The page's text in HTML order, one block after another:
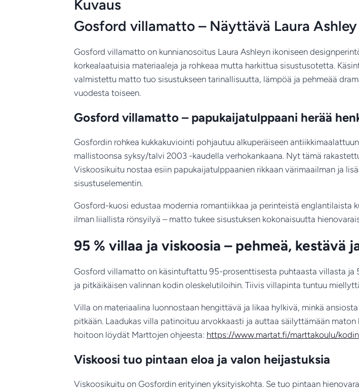
Kuvaus
Gosford villamatto – Näyttävä Laura
Gosford villamatto on kunnianosoitus Laura Ashleyn ikoniseen
korkealaatuisia materiaaleja ja rohkeaa mutta harkittua sisustusotetta.
valmistettu matto tuo sisustukseen tarinallisuutta, lämpöä ja pehmeää
vuodesta toiseen.
Gosford villamatto – papukaijatulppaani herää
Gosfordin rohkea kukkakuviointi pohjautuu alkuperäiseen
mallistoonsa syksy/talvi 2003 -kaudella verhokankaana. Nyt tämä
Viskoosikuitu nostaa esiin papukaijatulppaanien rikkaan värimaailman ja
sisustuselementin.
Gosford-kuosi edustaa modernia romantiikkaa ja perinteistä englantilaista
ilman liiallista rönsyilyä – matto tukee sisustuksen kokonaisuutta
95 % villaa ja viskoosia – pehmeä, kestävä
Gosford villamatto on käsintuftattu 95-prosenttisesta puhtaasta villasta ja
ja pitkäikäisen valinnan kodin oleskelutiloihin. Tiivis villapinta tuntuu
Villa on materiaalina luonnostaan hengittävä ja likaa hylkivä, minkä
pitkään. Laadukas villa patinoituu arvokkaasti ja auttaa säilyttämään
hoitoon löydät Marttojen ohjeesta: https://www.martat.fi/marttakoulu/
Viskoosi tuo pintaan eloa ja valon heijastuksia
Viskoosikuitu on Gosfordin erityinen yksityiskohta. Se tuo pintaan